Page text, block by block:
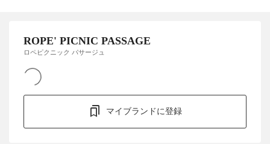
ROPE' PICNIC PASSAGE
ロペピクニック パサージュ
マイブランドに登録